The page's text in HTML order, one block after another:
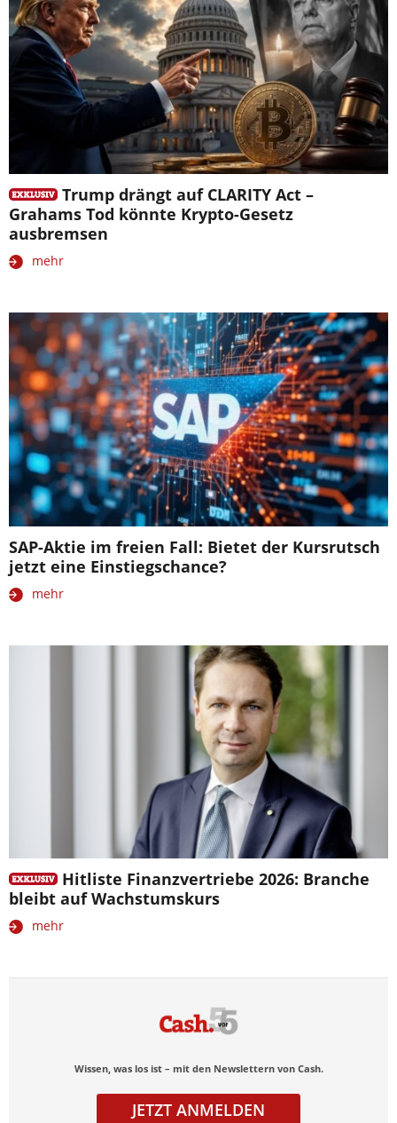
Trump drängt auf CLARITY Act –
Grahams Tod könnte Krypto-Gesetz
ausbremsen
mehr
SAP-Aktie im freien Fall: Bietet der Kursrutsch
jetzt eine Einstiegschance?
mehr
Hitliste Finanzvertriebe 2026: Branche
bleibt auf Wachstumskurs
mehr
Wissen, was los ist – mit den Newslettern von Cash.
JETZT ANMELDEN